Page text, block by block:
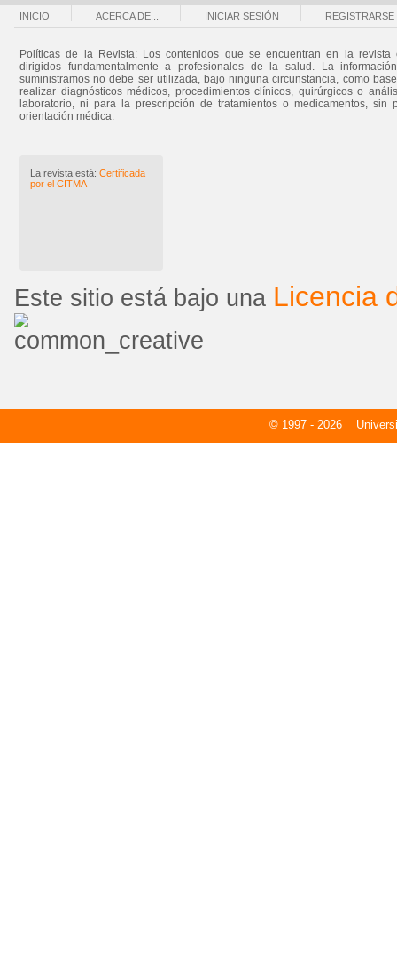
INICIO ACERCA DE... INICIAR SESIÓN REGISTRARSE
Políticas de la Revista: Los contenidos que se encuentran en la revista
dirigidos fundamentalmente a profesionales de la salud. La
suministramos no debe ser utilizada, bajo ninguna circunstancia, como
realizar diagnósticos médicos, procedimientos clínicos, quirúrgicos o
laboratorio, ni para la prescripción de tratamientos o medicamentos, sin
orientación médica.
La revista está: Certificada
por el CITMA
Este sitio está bajo una Licencia
© 1997 - 2026